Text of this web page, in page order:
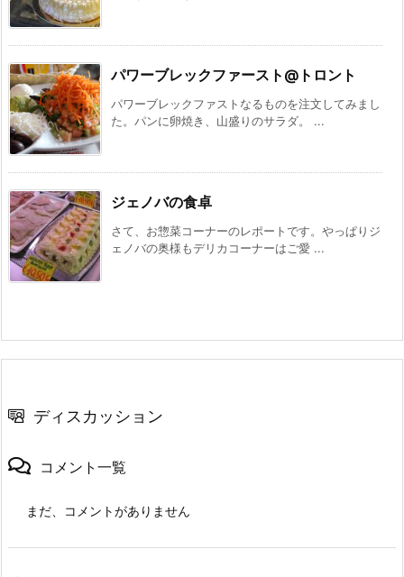
パワーブレックファースト@トロント
パワーブレックファストなるものを注文してみまし
た。パンに卵焼き、山盛りのサラダ。 ...
ジェノバの食卓
さて、お惣菜コーナーのレポートです。やっぱりジ
ェノバの奥様もデリカコーナーはご愛 ...
ディスカッション
コメント一覧
まだ、コメントがありません